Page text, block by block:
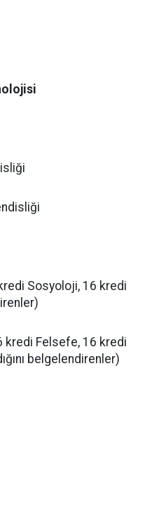
Sosyoloji, 16 kredi
kredi Felsefe, 16 kredi
belgelendirenler)